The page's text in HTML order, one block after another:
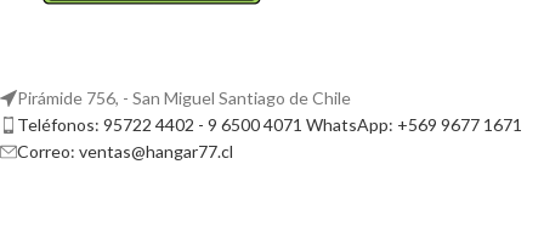
Pirámide 756, - San Miguel Santiago de Chile
Teléfonos: 95722 4402 - 9 6500 4071 WhatsApp: +569 9677 1671
Correo: ventas@hangar77.cl